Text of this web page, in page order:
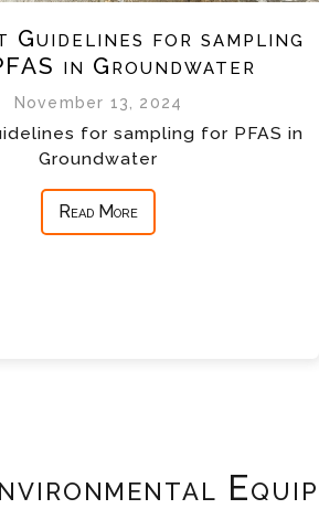
Guidelines for sampling
in Groundwater
November 13, 2024
for sampling for PFAS in
Groundwater
Read More